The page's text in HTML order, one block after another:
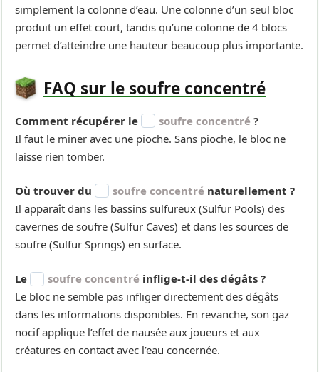
simplement la colonne d’eau. Une colonne d’un seul bloc
produit un effet court, tandis qu’une colonne de 4 blocs
permet d’atteindre une hauteur beaucoup plus importante.
FAQ sur le soufre concentré
Comment récupérer le soufre concentré ?
Il faut le miner avec une pioche. Sans pioche, le bloc ne
laisse rien tomber.
Où trouver du soufre concentré naturellement ?
Il apparaît dans les bassins sulfureux (Sulfur Pools) des
cavernes de soufre (Sulfur Caves) et dans les sources de
soufre (Sulfur Springs) en surface.
Le soufre concentré inflige-t-il des dégâts ?
Le bloc ne semble pas infliger directement des dégâts
dans les informations disponibles. En revanche, son gaz
nocif applique l’effet de nausée aux joueurs et aux
créatures en contact avec l’eau concernée.